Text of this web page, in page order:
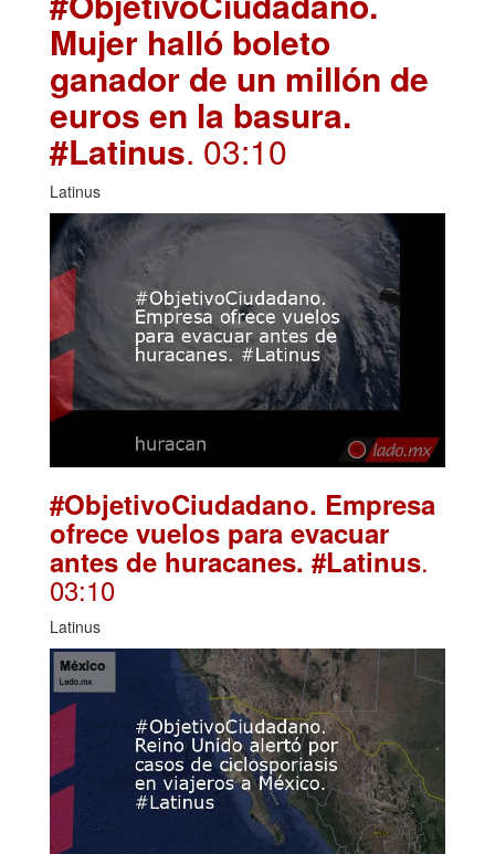
Mujer halló boleto
ganador de un millón de
euros en la basura.
#Latinus. 03:10
Latinus
#ObjetivoCiudadano. Empresa
ofrece vuelos para evacuar
antes de huracanes. #Latinus.
03:10
Latinus